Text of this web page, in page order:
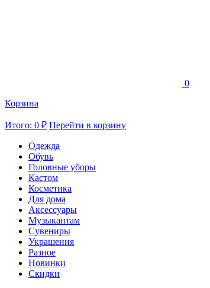
0
Корзина
Итого: 0 ₽ Перейти в корзину
Одежда
Обувь
Головные уборы
Кастом
Косметика
Для дома
Аксессуары
Музыкантам
Сувениры
Украшения
Разное
Новинки
Скидки